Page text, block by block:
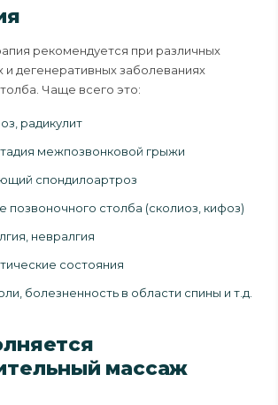
рекомендуется при различных
и дегенеративных заболеваниях
Чаще всего это:
радикулит
межпозвонковой грыжи
спондилоартроз
позвоночного столба (сколиоз, кифоз)
невралгия
состояния
болезненность в области спины и т.д.
массаж